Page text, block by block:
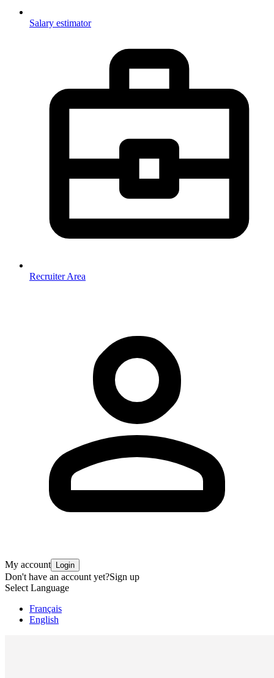
Salary estimator
Recruiter Area
My account Login
Don't have an account yet?Sign up
Select Language
Français
English